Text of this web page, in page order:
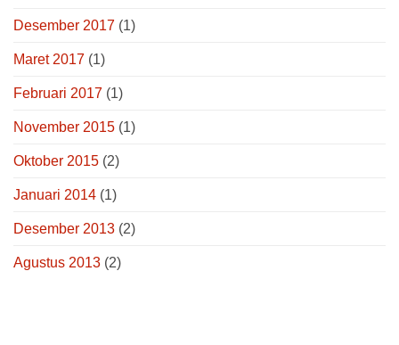
Desember 2017 (1)
Maret 2017 (1)
Februari 2017 (1)
November 2015 (1)
Oktober 2015 (2)
Januari 2014 (1)
Desember 2013 (2)
Agustus 2013 (2)